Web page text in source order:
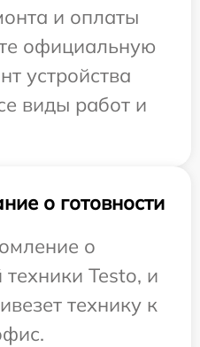
и оплаты
официальную
устройства
виды работ и
о готовности
о
Testo, и
технику к